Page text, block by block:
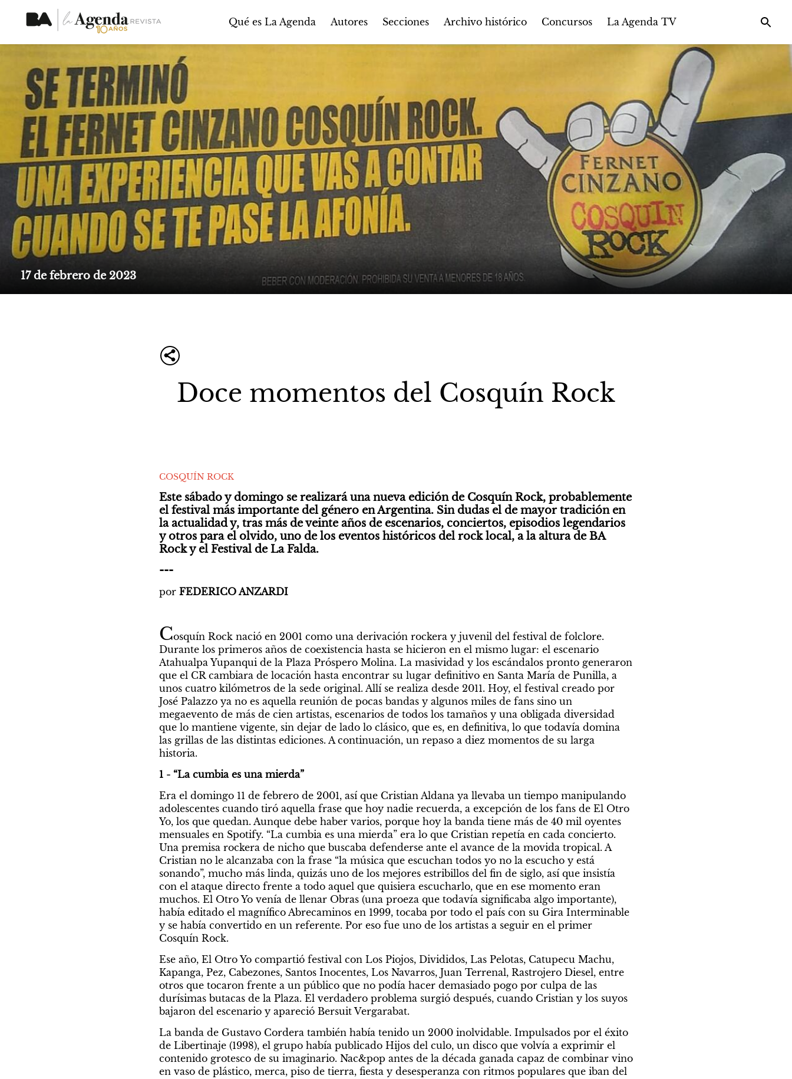
Qué es La Agenda Autores Secciones Archivo histórico Concursos La Agenda TV
17 de febrero de 2023
Doce momentos del Cosquín Rock
COSQUÍN ROCK
Este sábado y domingo se realizará una nueva edición de Cosquín Rock, probablemente
el festival más importante del género en Argentina. Sin dudas el de mayor tradición en
la actualidad y, tras más de veinte años de escenarios, conciertos, episodios legendarios
y otros para el olvido, uno de los eventos históricos del rock local, a la altura de BA
Rock y el Festival de La Falda.
---
por FEDERICO ANZARDI
Cosquín Rock nació en 2001 como una derivación rockera y juvenil del festival de folclore.
Durante los primeros años de coexistencia hasta se hicieron en el mismo lugar: el escenario
Atahualpa Yupanqui de la Plaza Próspero Molina. La masividad y los escándalos pronto generaron
que el CR cambiara de locación hasta encontrar su lugar definitivo en Santa María de Punilla, a
unos cuatro kilómetros de la sede original. Allí se realiza desde 2011. Hoy, el festival creado por
José Palazzo ya no es aquella reunión de pocas bandas y algunos miles de fans sino un
megaevento de más de cien artistas, escenarios de todos los tamaños y una obligada diversidad
que lo mantiene vigente, sin dejar de lado lo clásico, que es, en definitiva, lo que todavía domina
las grillas de las distintas ediciones. A continuación, un repaso a diez momentos de su larga
historia.
1 - “La cumbia es una mierda”
Era el domingo 11 de febrero de 2001, así que Cristian Aldana ya llevaba un tiempo manipulando
adolescentes cuando tiró aquella frase que hoy nadie recuerda, a excepción de los fans de El Otro
Yo, los que quedan. Aunque debe haber varios, porque hoy la banda tiene más de 40 mil oyentes
mensuales en Spotify. “La cumbia es una mierda” era lo que Cristian repetía en cada concierto.
Una premisa rockera de nicho que buscaba defenderse ante el avance de la movida tropical. A
Cristian no le alcanzaba con la frase “la música que escuchan todos yo no la escucho y está
sonando”, mucho más linda, quizás uno de los mejores estribillos del fin de siglo, así que insistía
con el ataque directo frente a todo aquel que quisiera escucharlo, que en ese momento eran
muchos. El Otro Yo venía de llenar Obras (una proeza que todavía significaba algo importante),
había editado el magnífico Abrecaminos en 1999, tocaba por todo el país con su Gira Interminable
y se había convertido en un referente. Por eso fue uno de los artistas a seguir en el primer
Cosquín Rock.
Ese año, El Otro Yo compartió festival con Los Piojos, Divididos, Las Pelotas, Catupecu Machu,
Kapanga, Pez, Cabezones, Santos Inocentes, Los Navarros, Juan Terrenal, Rastrojero Diesel, entre
otros que tocaron frente a un público que no podía hacer demasiado pogo por culpa de las
durísimas butacas de la Plaza. El verdadero problema surgió después, cuando Cristian y los suyos
bajaron del escenario y apareció Bersuit Vergarabat.
La banda de Gustavo Cordera también había tenido un 2000 inolvidable. Impulsados por el éxito
de Libertinaje (1998), el grupo había publicado Hijos del culo, un disco que volvía a exprimir el
contenido grotesco de su imaginario. Nac&pop antes de la década ganada capaz de combinar vino
en vaso de plástico, merca, piso de tierra, fiesta y desesperanza con ritmos populares que iban del